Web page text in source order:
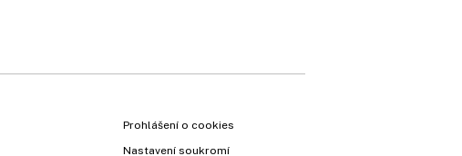
Prohlášení o cookies
Nastavení soukromí